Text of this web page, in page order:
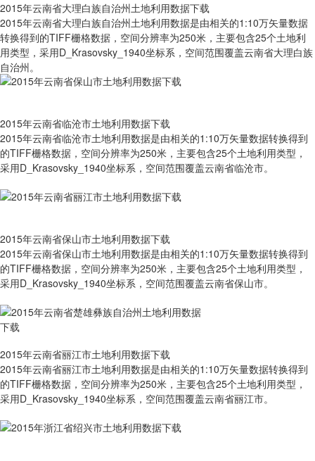
2015年云南省大理白族自治州土地利用数据下载
2015年云南省大理白族自治州土地利用数据是由相关的1:10万矢量数据
转换得到的TIFF栅格数据，空间分辨率为250米，主要包含25个土地利
用类型，采用D_Krasovsky_1940坐标系，空间范围覆盖云南省大理白族
自治州。
2015年云南省临沧市土地利用数据下载
2015年云南省临沧市土地利用数据是由相关的1:10万矢量数据转换得到
的TIFF栅格数据，空间分辨率为250米，主要包含25个土地利用类型，
采用D_Krasovsky_1940坐标系，空间范围覆盖云南省临沧市。
2015年云南省保山市土地利用数据下载
2015年云南省保山市土地利用数据是由相关的1:10万矢量数据转换得到
的TIFF栅格数据，空间分辨率为250米，主要包含25个土地利用类型，
采用D_Krasovsky_1940坐标系，空间范围覆盖云南省保山市。
2015年云南省丽江市土地利用数据下载
2015年云南省丽江市土地利用数据是由相关的1:10万矢量数据转换得到
的TIFF栅格数据，空间分辨率为250米，主要包含25个土地利用类型，
采用D_Krasovsky_1940坐标系，空间范围覆盖云南省丽江市。